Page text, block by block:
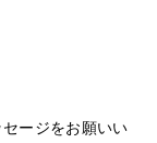
ージをお願いい